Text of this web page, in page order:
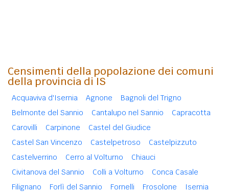
Censimenti della popolazione dei comuni
della provincia di IS
Acquaviva d'Isernia Agnone
Bagnoli del Trigno
Belmonte del Sannio
Cantalupo nel Sannio
Capracotta
Carovilli
Carpinone
Castel del Giudice
Castel San Vincenzo
Castelpetroso
Castelpizzuto
Castelverrino
Cerro al Volturno
Chiauci
Civitanova del Sannio
Colli a Volturno
Conca Casale
Filignano
Forlì del Sannio Fornelli Frosolone
Isernia